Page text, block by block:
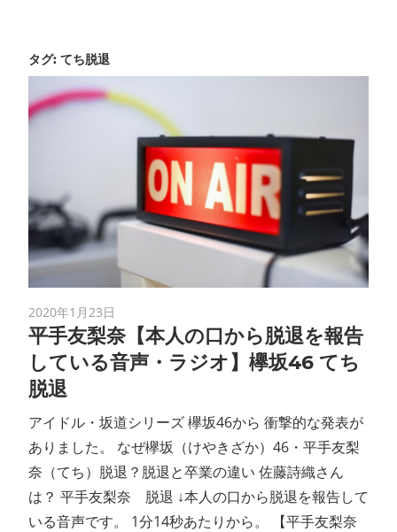
タグ: てち脱退
2020年1月23日
平手友梨奈【本人の口から脱退を報告
している音声・ラジオ】欅坂46 てち
脱退
アイドル・坂道シリーズ 欅坂46から 衝撃的な発表が
ありました。 なぜ欅坂（けやきざか）46・平手友梨
奈（てち）脱退？脱退と卒業の違い 佐藤詩織さん
は？ 平手友梨奈 脱退 ↓本人の口から脱退を報告して
いる音声です。 1分14秒あたりから。 【平手友梨奈